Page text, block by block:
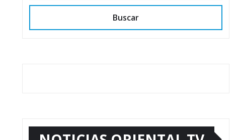
Buscar